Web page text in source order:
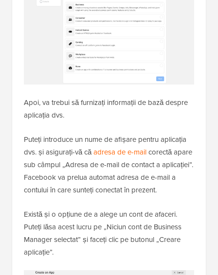
Apoi, va trebui să furnizați informații de bază despre
aplicația dvs.
Puteți introduce un nume de afișare pentru aplicația
dvs. și asigurați-vă căadresa de e-mailcorectă apare
sub câmpul „Adresa de e-mail de contact a aplicației”.
Facebook va prelua automat adresa de e-mail a
contului în care sunteți conectat în prezent.
Există și o opțiune de a alege un cont de afaceri.
Puteți lăsa acest lucru pe „Niciun cont de Business
Manager selectat” și faceți clic pe butonul „Creare
aplicație”.